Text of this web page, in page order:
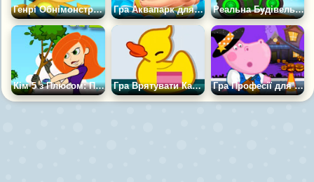
Генрі Обнімонстр: Порятунок Монстрів Гра Аквапарк для Дітей Реальна Будівельна Гра для Дітей
Кім 5 з Плюсом: Прибирання Стадіону Гра Врятувати Качку Гра Професії для Дітей